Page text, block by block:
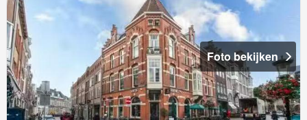
Foto bekijken